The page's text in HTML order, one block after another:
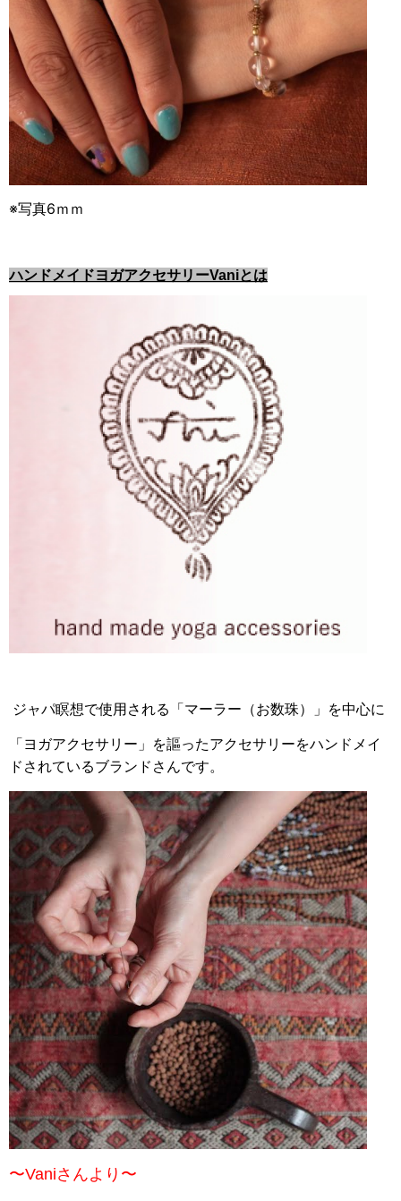
※写真6ｍｍ
ハンドメイドヨガアクセサリーVaniとは
ジャパ瞑想で使用される「マーラー（お数珠）」を中心に
「ヨガアクセサリー」を謳ったアクセサリーをハンドメイ
ドされているブランドさんです。
〜Vaniさんより〜